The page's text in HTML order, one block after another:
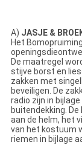
A) JASJE &
Het
De maatregel
stijve borst en
zakken met
beveiligen. De
radio zijn in
buitendekking.
aan de helm, het
van het kostuum
riemen in bijlage